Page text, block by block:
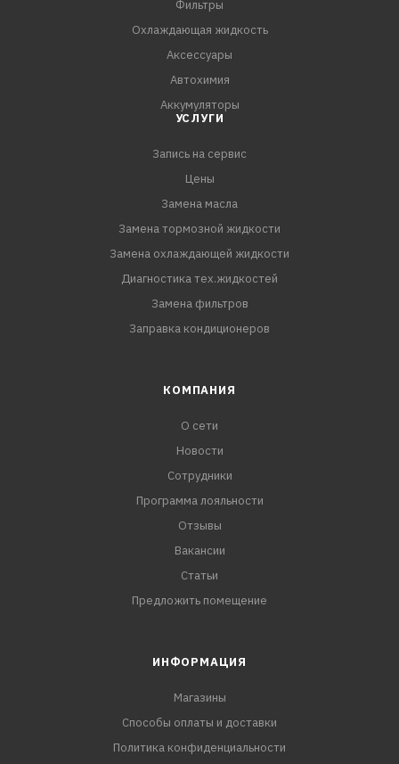
коэффициентом гелеобразования
Фильтры
Охлаждающая жидкость
Аксессуары
Автохимия
Аккумуляторы
УСЛУГИ
Запись на сервис
Цены
Замена масла
Замена тормозной жидкости
Замена охлаждающей жидкости
Диагностика тех.жидкостей
Замена фильтров
Заправка кондиционеров
КОМПАНИЯ
О сети
Новости
Сотрудники
Программа лояльности
Отзывы
Вакансии
Статьи
Предложить помещение
ИНФОРМАЦИЯ
Магазины
Способы оплаты и доставки
Политика конфиденциальности